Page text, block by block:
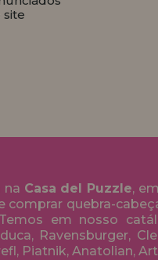
site
na Casa del Puzzle,
comprar quebra-
em nosso
Ravensburger,
Piatnik, Anatolian,